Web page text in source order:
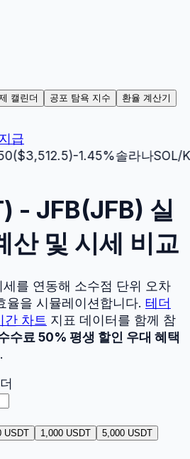
캘린더 공포 탐욕 지수 환율 계산기
급
)-1.45%솔라나SOL/KRW
- JFB(JFB) 실
산 및 시세 비교
를 연동해 소수점 단위 오차
율을 시뮬레이션합니다. 테더
간 차트 지표 데이터를 함께 참
수료 50% 평생 할인 우대 혜택
USDT 1,000 USDT
5,000 USDT